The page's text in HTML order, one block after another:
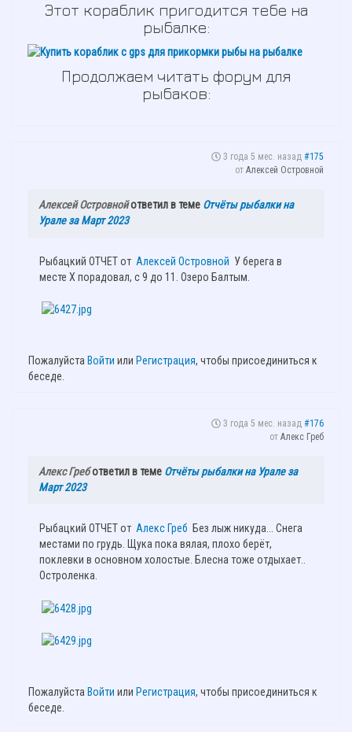
Этот кораблик пригодится тебе на
рыбалке:
Продолжаем читать форум для
рыбаков:
3 года 5 мес. назад #175
от Алексей Островной
Алексей Островнойответил в теме Отчёты рыбалки на
Урале за Март 2023
Рыбацкий ОТЧЕТ от Алексей Островной У берега в
месте X порадовал, с 9 до 11. Озеро Балтым.
Пожалуйста Войти или Регистрация, чтобы присоединиться к
беседе.
3 года 5 мес. назад #176
от Алекс Греб
Алекс Гребответил в теме Отчёты рыбалки на Урале за
Март 2023
Рыбацкий ОТЧЕТ от Алекс Греб Без лыж никуда... Снега
местами по грудь. Щука пока вялая, плохо берёт,
поклевки в основном холостые. Блесна тоже отдыхает..
Остроленка.
Пожалуйста Войти или Регистрация, чтобы присоединиться к
беседе.